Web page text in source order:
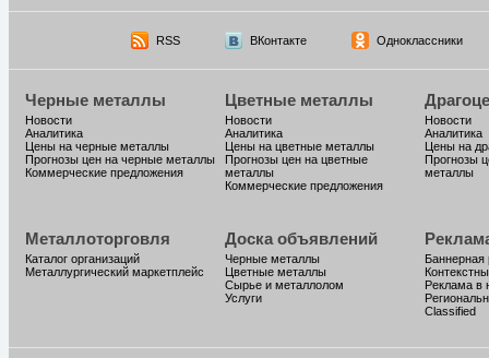
RSS ВКонтакте Одноклассники
Черные металлы
Новости
Аналитика
Цены на черные металлы
Прогнозы цен на черные металлы
Коммерческие предложения
Цветные металлы
Новости
Аналитика
Цены на цветные металлы
Прогнозы цен на цветные
металлы
Коммерческие предложения
Новости
Аналитика
Цены на
Прогнозы
металлы
Металлоторговля
Каталог организаций
Металлургический маркетплейс
Доска объявлений
Черные металлы
Цветные металлы
Сырье и металлолом
Услуги
Баннерная
Реклама в
Classified